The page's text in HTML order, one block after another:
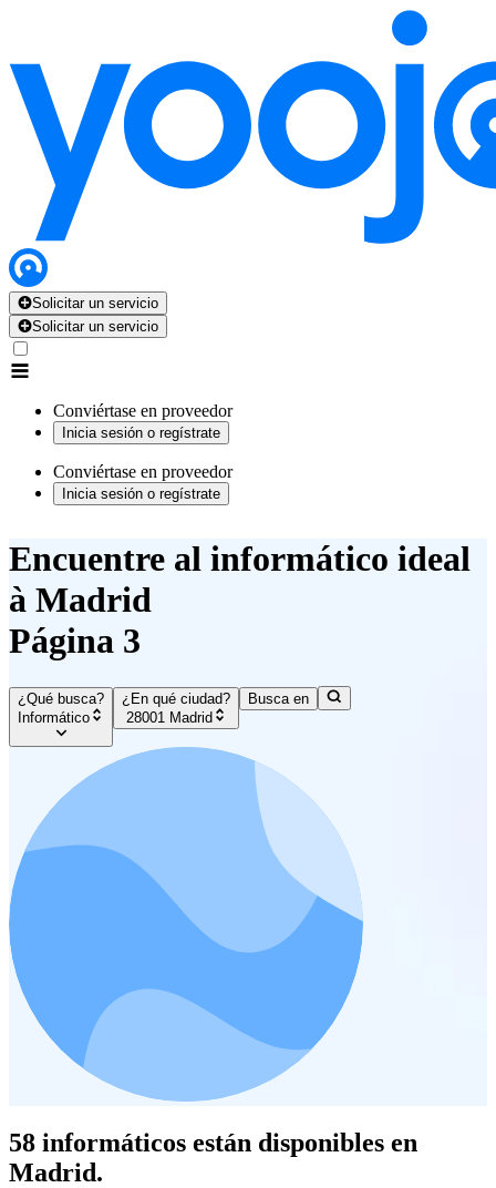
Solicitar un servicio
Solicitar un servicio
Conviértase en proveedor
Inicia sesión o regístrate
Conviértase en proveedor
Inicia sesión o regístrate
Encuentre al informático ideal
à Madrid
Página 3
¿Qué busca?
Informático
¿En qué ciudad?
28001 Madrid
Busca en
58 informáticos están disponibles en
Madrid.